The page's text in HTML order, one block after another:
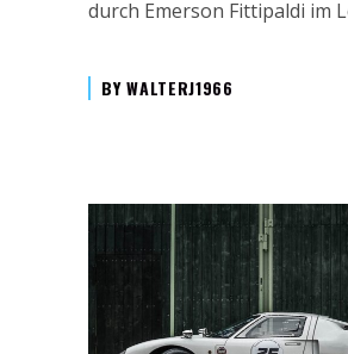
durch Emerson Fittipaldi im
BYWALTERJ1966